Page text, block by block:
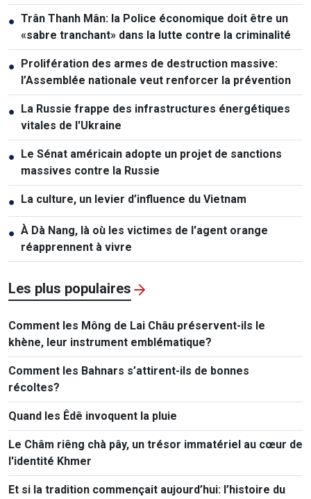
● Trân Thanh Mân: la Police économique doit être un
«sabre tranchant» dans la lutte contre la criminalité
●
Prolifération des armes de destruction massive:
l’Assemblée nationale veut renforcer la prévention
●
La Russie frappe des infrastructures énergétiques
vitales de l'Ukraine
●
Le Sénat américain adopte un projet de sanctions
massives contre la Russie
● La culture, un levier d’influence du Vietnam
● À Dà Nang, là où les victimes de l'agent orange
réapprennent à vivre
Les plus populaires
Comment les Mông de Lai Châu préservent-ils le
khène, leur instrument emblématique?
Comment les Bahnars s’attirent-ils de bonnes
récoltes?
Quand les Êdê invoquent la pluie
Le Châm riêng chà pây, un trésor immatériel au cœur de
l'identité Khmer
Et si la tradition commençait aujourd’hui: l’histoire du